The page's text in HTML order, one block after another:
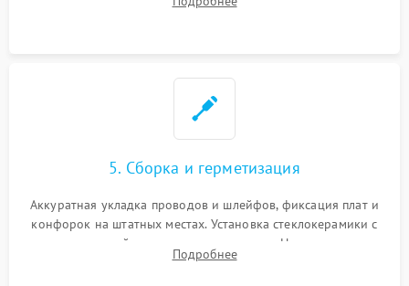
дорожек. Очистка контактов и замена поврежденной
5. Сборка и герметизация
Аккуратная укладка проводов и шлейфов, фиксация плат и
конфорок на штатных местах. Установка стеклокерамики с
проверкой равномерности зазоров. Нанесение
термостойкого герметика или укладка уплотнительной
Подробнее